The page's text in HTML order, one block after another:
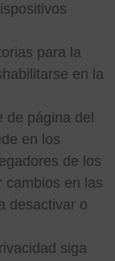
para la
en la
de página del
en los
de los
cambios en las
desactivar o
siga